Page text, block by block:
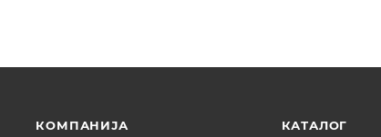
КОМПАНИЈА КАТАЛОГ